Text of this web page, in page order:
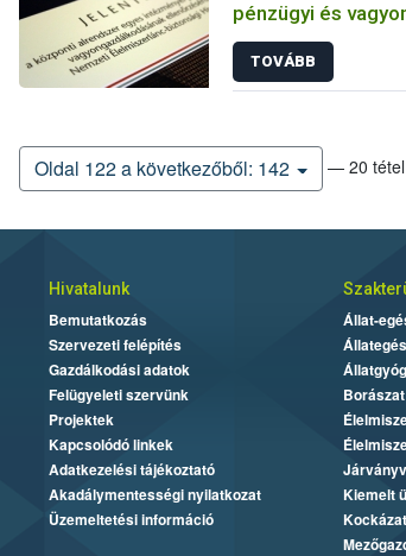
pénzügyi és
ellenőrzési
TOVÁBB
Oldal 122 a következőből: 142 — 20
Hivatalunk
Bemutatkozás
Szervezeti felépítés
Gazdálkodási adatok
Felügyeleti szervünk
Projektek
Kapcsolódó linkek
Adatkezelési tájékoztató
Akadálymentességi nyilatkozat
Üzemeltetési információ
Állat-
Kiemelt